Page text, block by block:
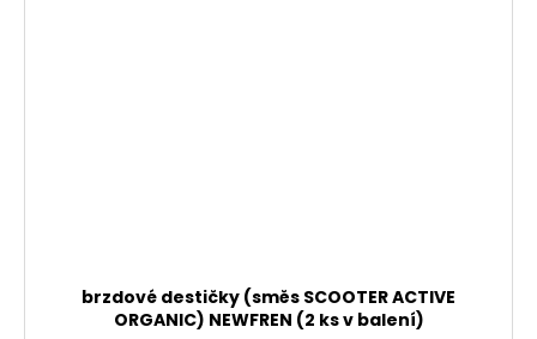
brzdové destičky (směs SCOOTER ACTIVE
ORGANIC) NEWFREN (2 ks v balení)